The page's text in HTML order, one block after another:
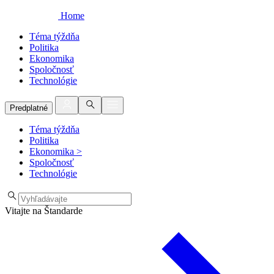
Home
Téma týždňa
Politika
Ekonomika
Spoločnosť
Technológie
Predplatné
Téma týždňa
Politika
Ekonomika >
Spoločnosť
Technológie
Vitajte na Štandarde